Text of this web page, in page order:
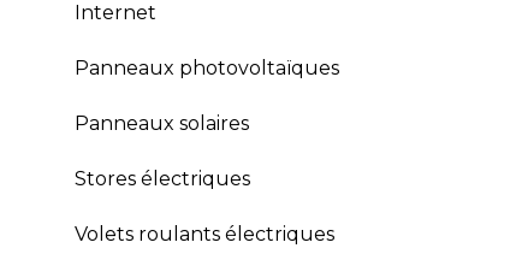
Internet
Panneaux photovoltaïques
Panneaux solaires
Stores électriques
Volets roulants électriques